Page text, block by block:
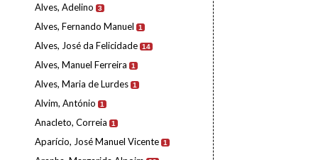
Alves, Adelino 3
Alves, Fernando Manuel 1
Alves, José da Felicidade 14
Alves, Manuel Ferreira 1
Alves, Maria de Lurdes 1
Alvim, António 1
Anacleto, Correia 1
Aparício, José Manuel Vicente 1